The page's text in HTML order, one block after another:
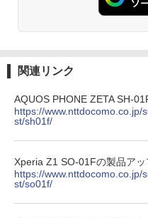
関連リンク
AQUOS PHONE ZETA SH-
https://www.nttdocomo.co.jp/
st/sh01f/
Xperia Z1 SO-01Fの製品アッ
https://www.nttdocomo.co.jp/
st/so01f/